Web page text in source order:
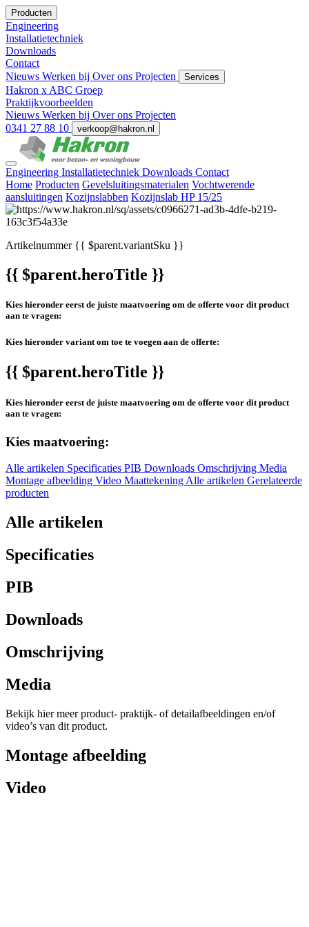
Producten
Engineering
Installatietechniek
Downloads
Contact
Nieuws Werken bij Over ons Projecten Services
Hakron x ABC Groep
Praktijkvoorbeelden
Nieuws Werken bij Over ons Projecten
0341 27 88 10
verkoop@hakron.nl
Engineering Installatietechniek Downloads Contact
Home Producten Gevelsluitingsmaterialen Vochtwerende
aansluitingen Kozijnslabben Kozijnslab HP 15/25
Artikelnummer{{ $parent.variantSku }}
{{ $parent.heroTitle }}
Kies hieronder eerst de juiste maatvoering om de offerte voor dit product
aan te vragen:
Kies hieronder variant om toe te voegen aan de offerte:
{{ $parent.heroTitle }}
Kies hieronder eerst de juiste maatvoering om de offerte voor dit product
aan te vragen:
Kies maatvoering:
Alle artikelen Specificaties PIB Downloads Omschrijving Media
Montage afbeelding Video MaattekeningAlle artikelen Gerelateerde
producten
Alle artikelen
Specificaties
PIB
Downloads
Omschrijving
Media
Bekijk hier meer product- praktijk- of detailafbeeldingen en/of
video’s van dit product.
Montage afbeelding
Video